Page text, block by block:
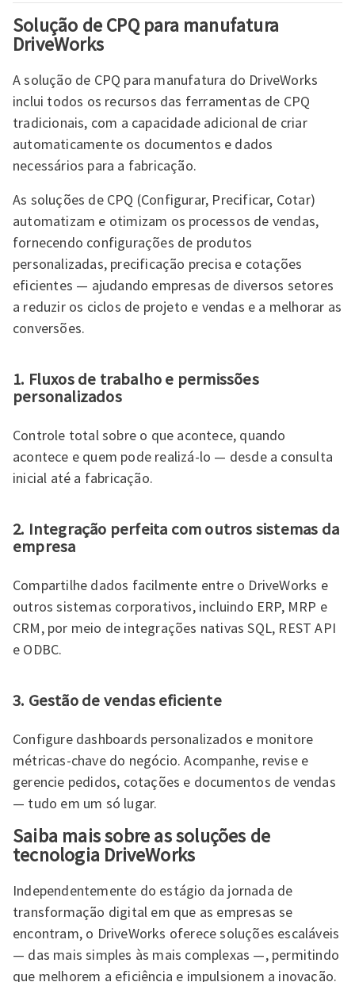
Solução de CPQ para manufatura
DriveWorks
A solução de CPQ para manufatura do DriveWorks
inclui todos os recursos das ferramentas de CPQ
tradicionais, com a capacidade adicional de criar
automaticamente os documentos e dados
necessários para a fabricação.
As soluções de CPQ (Configurar, Precificar, Cotar)
automatizam e otimizam os processos de vendas,
fornecendo configurações de produtos
personalizadas, precificação precisa e cotações
eficientes — ajudando empresas de diversos setores
a reduzir os ciclos de projeto e vendas e a melhorar as
conversões.
1. Fluxos de trabalho e permissões
personalizados
Controle total sobre o que acontece, quando
acontece e quem pode realizá-lo — desde a consulta
inicial até a fabricação.
2. Integração perfeita com outros sistemas da
empresa
Compartilhe dados facilmente entre o DriveWorks e
outros sistemas corporativos, incluindo ERP, MRP e
CRM, por meio de integrações nativas SQL, REST API
e ODBC.
3. Gestão de vendas eficiente
Configure dashboards personalizados e monitore
métricas-chave do negócio. Acompanhe, revise e
gerencie pedidos, cotações e documentos de vendas
— tudo em um só lugar.
Saiba mais sobre as soluções de
tecnologia DriveWorks
Independentemente do estágio da jornada de
transformação digital em que as empresas se
encontram, o DriveWorks oferece soluções escaláveis
— das mais simples às mais complexas —, permitindo
que melhorem a eficiência e impulsionem a inovação.